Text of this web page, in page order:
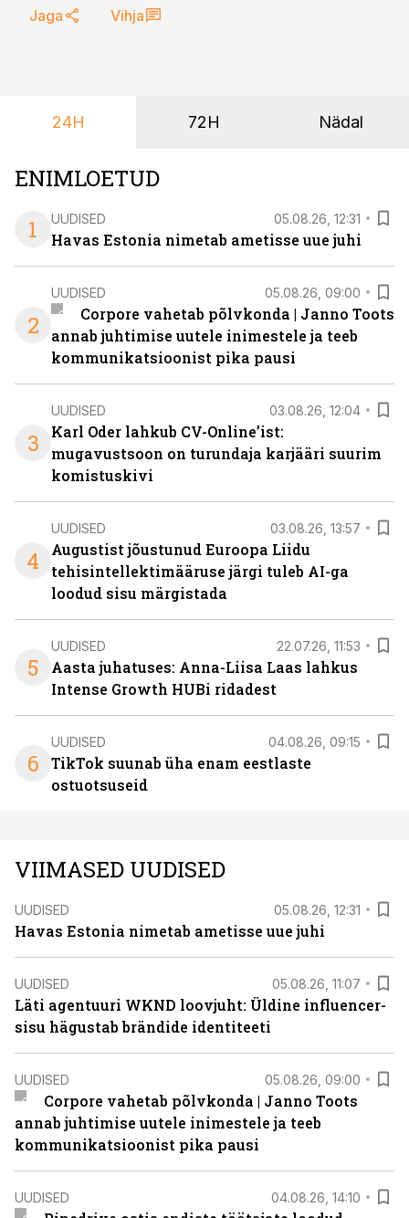
Jaga Vihja
24H 72H Nädal
ENIMLOETUD
1
UUDISED 05.08.26, 12:31
Havas Estonia nimetab ametisse uue juhi
2
UUDISED 05.08.26, 09:00
Corpore vahetab põlvkonda | Janno Toots
annab juhtimise uutele inimestele ja teeb
kommunikatsioonist pika pausi
3
UUDISED 03.08.26, 12:04
Karl Oder lahkub CV-Online’ist:
mugavustsoon on turundaja karjääri suurim
komistuskivi
4
UUDISED 03.08.26, 13:57
Augustist jõustunud Euroopa Liidu
tehisintellektimääruse järgi tuleb AI-ga
loodud sisu märgistada
5
UUDISED 22.07.26, 11:53
Aasta juhatuses: Anna-Liisa Laas lahkus
Intense Growth HUBi ridadest
6
UUDISED 04.08.26, 09:15
TikTok suunab üha enam eestlaste
ostuotsuseid
VIIMASED UUDISED
UUDISED 05.08.26, 12:31
Havas Estonia nimetab ametisse uue juhi
UUDISED 05.08.26, 11:07
Läti agentuuri WKND loovjuht: Üldine influencer-
sisu hägustab brändide identiteeti
UUDISED 05.08.26, 09:00
Corpore vahetab põlvkonda | Janno Toots
annab juhtimise uutele inimestele ja teeb
kommunikatsioonist pika pausi
UUDISED 04.08.26, 14:10